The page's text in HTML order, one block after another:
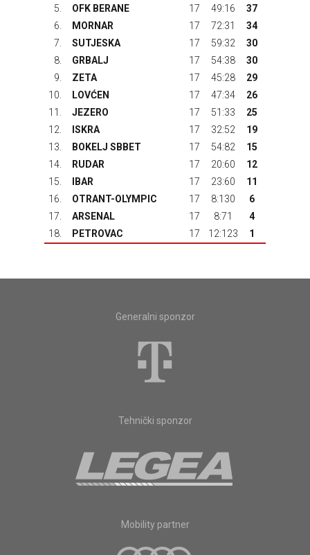
5.
OFK BERANE 17 49:16
37
6.
MORNAR 17 72:31
34
7.
SUTJESKA 17 59:32
30
8.
GRBALJ 17 54:38
30
9.
ZETA 17 45:28
29
10.
LOVĆEN 17 47:34
26
11.
JEZERO 17 51:33
25
12.
ISKRA 17 32:52
19
13.
BOKELJ SBBET 17 54:82
15
14.
RUDAR 17 20:60
12
15.
IBAR 17 23:60
11
16.
OTRANT-OLYMPIC 17 8:130
6
17.
ARSENAL 17 8:71
4
18.
PETROVAC 17 12:123 1
Generalni sponzor
Tehnički sponzor
Mobility partner